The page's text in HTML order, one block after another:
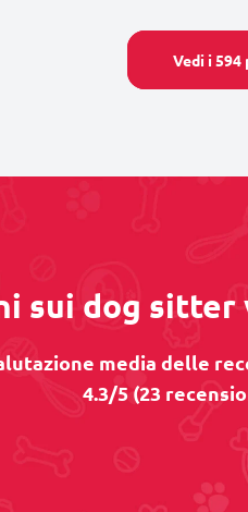
Vedi i
sui dog
media delle
4.3/5 (23